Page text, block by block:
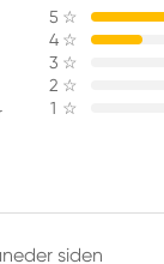
5 ☆
4 ☆
3 ☆
2 ☆
1 ☆
siden